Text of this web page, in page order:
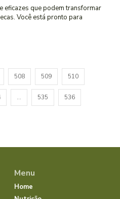
eficazes que podem transformar
Você está pronto para
508 509 510
… 535 536
Menu
Home